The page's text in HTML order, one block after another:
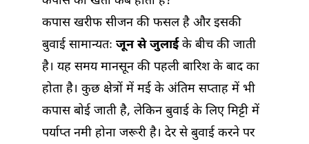
कपास खरीफ सीजन की फसल है और इसकी
बुवाई सामान्यतः जून से जुलाईके बीच की जाती
है। यह समय मानसून की पहली बारिश के बाद का
होता है। कुछ क्षेत्रों में मई के अंतिम सप्ताह में भी
कपास बोई जाती है, लेकिन बुवाई के लिए मिट्टी में
पर्याप्त नमी होना जरूरी है। देर से बुवाई करने पर